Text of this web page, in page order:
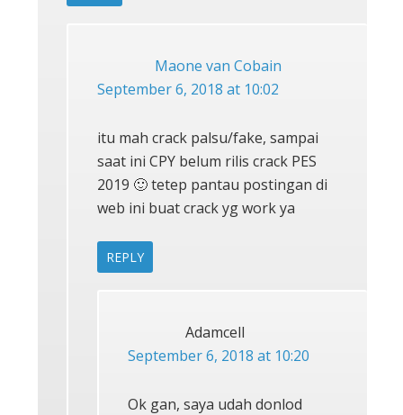
Maone van Cobain
September 6, 2018 at 10:02
itu mah crack palsu/fake, sampai
saat ini CPY belum rilis crack PES
2019 🙂 tetep pantau postingan di
web ini buat crack yg work ya
REPLY
Adamcell
September 6, 2018 at 10:20
Ok gan, saya udah donlod